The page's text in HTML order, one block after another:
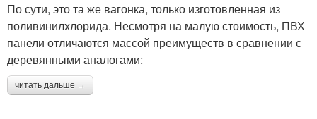
По сути, это та же вагонка, только изготовленная из
поливинилхлорида. Несмотря на малую стоимость, ПВХ
панели отличаются массой преимуществ в сравнении с
деревянными аналогами:
читать дальше →